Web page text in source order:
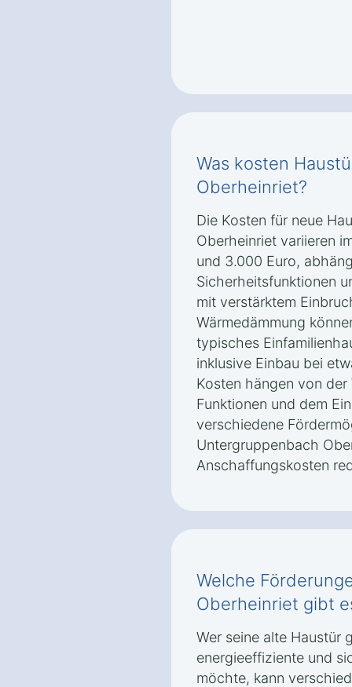
Was kosten
Oberheinriet?
Die Kosten für neue
Oberheinriet variieren
und 3.000 Euro,
Sicherheitsfunktionen
mit verstärktem
Wärmedämmung
typisches
inklusive Einbau bei
Kosten hängen von
Funktionen und dem
verschiedene
Untergruppenbach
Anschaffungskosten
Welche
Oberheinriet gibt
Wer seine alte Haustür
energieeffiziente und
möchte, kann